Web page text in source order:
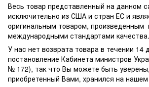
Весь товар представленный на данном
исключительно из США и стран ЕС и
оригинальным товаром, произведенным
международными стандартами качества.
У нас нет возврата товара в течении 14
постановление Кабинета министров
№ 172), так что Вы можете быть
приобретенный Вами, хранился на